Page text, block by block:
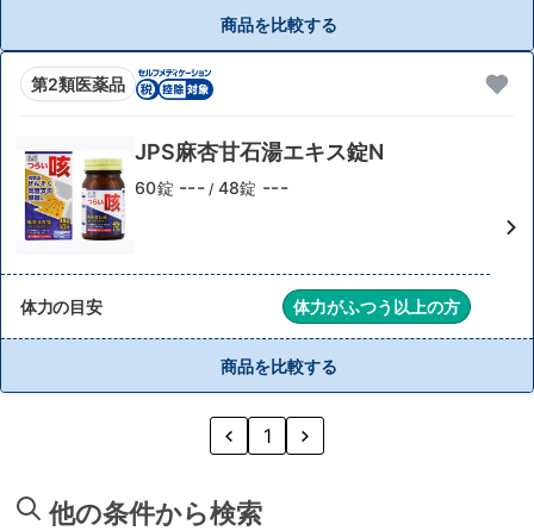
商品を比較する
第2類医薬品
JPS麻杏甘石湯エキス錠N
60錠 --- / 48錠 ---
体力の目安 体力がふつう以上の方
商品を比較する
1
他の条件から検索